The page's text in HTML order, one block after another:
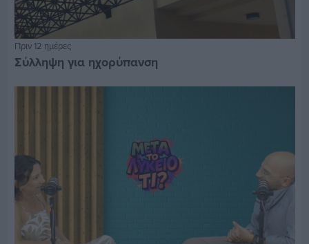
Πριν 12 ημέρες
Σύλληψη για ηχορύπανση